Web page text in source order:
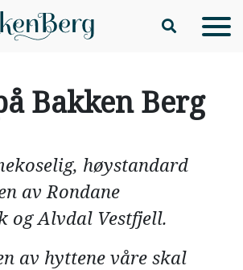
Bakken Berg
høystandard
av Rondane
og Alvdal Vestfjell.
av hyttene våre skal